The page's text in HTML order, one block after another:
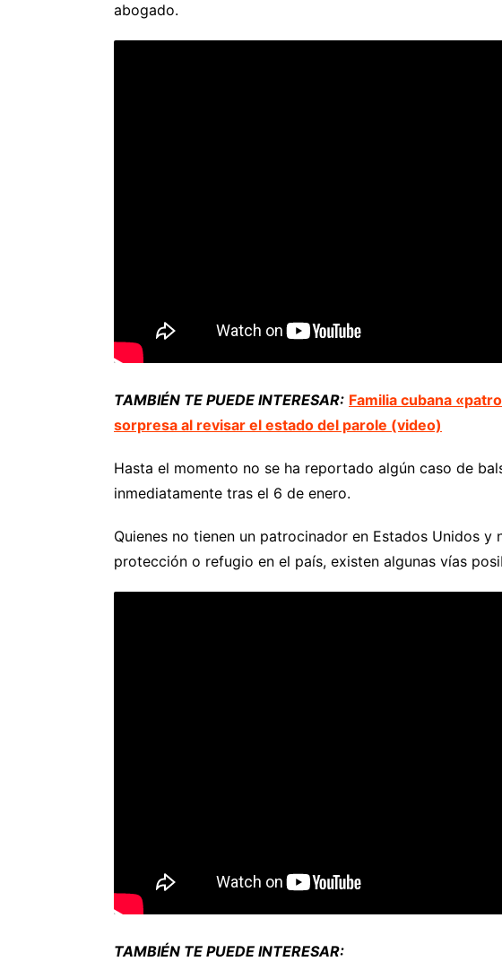
abogado.
TAMBIÉN TE PUEDE INTERESAR: Familia cubana
sorpresa al revisar el estado del parole (video)
Hasta el momento no se ha reportado algún caso de
inmediatamente tras el 6 de enero.
Quienes no tienen un patrocinador en Estados Unidos y
protección o refugio en el país, existen algunas vías
TAMBIÉN TE PUEDE INTERESAR: